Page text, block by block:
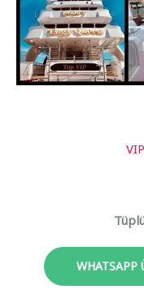
WHATSAPP